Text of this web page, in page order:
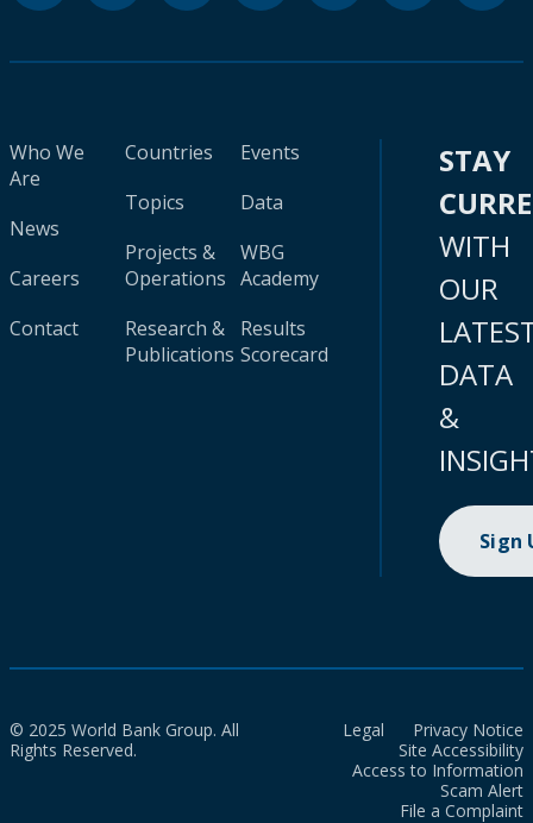
Who We
Are
News
Careers
Contact
Countries
Topics
Projects &
Operations
Research &
Publications
Events
Data
WBG
Academy
Results
Scorecard
STAY
WITH
OUR
DATA
&
Sign
© 2025 World Bank Group. All
Rights Reserved.
Legal
Privacy Notice
Site Accessibility
Access to Information
Scam Alert
File a Complaint